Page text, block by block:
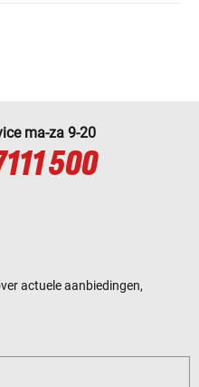
ma-za 9-20
500
actuele aanbiedingen,